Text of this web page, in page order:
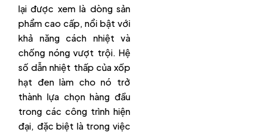
lại được xem là dòng sản
phẩm cao cấp, nổi bật với
khả năng cách nhiệt và
chống nóng vượt trội. Hệ
số dẫn nhiệt thấp của xốp
hạt đen làm cho nó trở
thành lựa chọn hàng đầu
trong các công trình hiện
đại, đặc biệt là trong việc